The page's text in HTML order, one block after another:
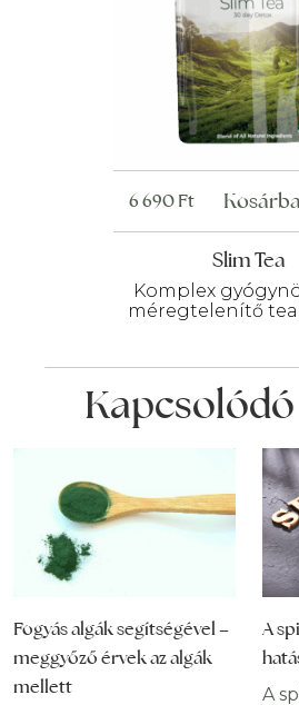
Slim Tea
Komplex
méregtelenítő
6 690Ft
Fogyás algák segítségével –
meggyőző érvek az algák
mellett
A
A